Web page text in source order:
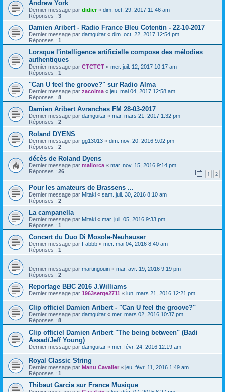
Andrew York
Dernier message par didier« dim. oct. 29, 2017 11:46 am
Réponses : 3
Damien Aribert - Radio France Bleu Cotentin - 22-10-2017
Dernier message par damguitar « dim. oct. 22, 2017 12:54 pm
Réponses : 1
Lorsque l'intelligence artificielle compose des mélodies
authentiques
Dernier message par CTCTCT « mer. juil. 12, 2017 10:17 am
Réponses : 1
"Can U feel the groove?" sur Radio Alma
Dernier message par zacolma « jeu. mai 04, 2017 12:58 am
Réponses : 8
Damien Aribert Avranches FM 28-03-2017
Dernier message par damguitar « mar. mars 21, 2017 1:32 pm
Réponses : 2
Roland DYENS
Dernier message par gg13013 « dim. nov. 20, 2016 9:02 pm
Réponses : 2
décès de Roland Dyens
Dernier message par mallorca « mar. nov. 15, 2016 9:14 pm
Réponses : 26 1 2
Pour les amateurs de Brassens ...
Dernier message par Mitaki « sam. juil. 30, 2016 8:10 am
Réponses : 2
La campanella
Dernier message par Mitaki « mar. juil. 05, 2016 9:33 pm
Réponses : 1
Concert du Duo Di Mosole-Neuhauser
Dernier message par Fabbb « mer. mai 04, 2016 8:40 am
Réponses : 1
Dernier message par martingouin « mar. avr. 19, 2016 9:19 pm
Réponses : 2
Reportage BBC 2016 J.Williams
Dernier message par 1963serge2711 « lun. mars 21, 2016 12:21 pm
Clip officiel Damien Aribert - "Can U feel the groove?"
Dernier message par damguitar « mer. mars 02, 2016 10:37 pm
Réponses : 8
Clip officiel Damien Aribert "The being between" (Badi
Assad/Jeff Young)
Dernier message par damguitar « mer. févr. 24, 2016 12:19 am
Royal Classic String
Dernier message par Manu Cavalier « jeu. févr. 11, 2016 1:49 am
Réponses : 1
Thibaut Garcia sur France Musique